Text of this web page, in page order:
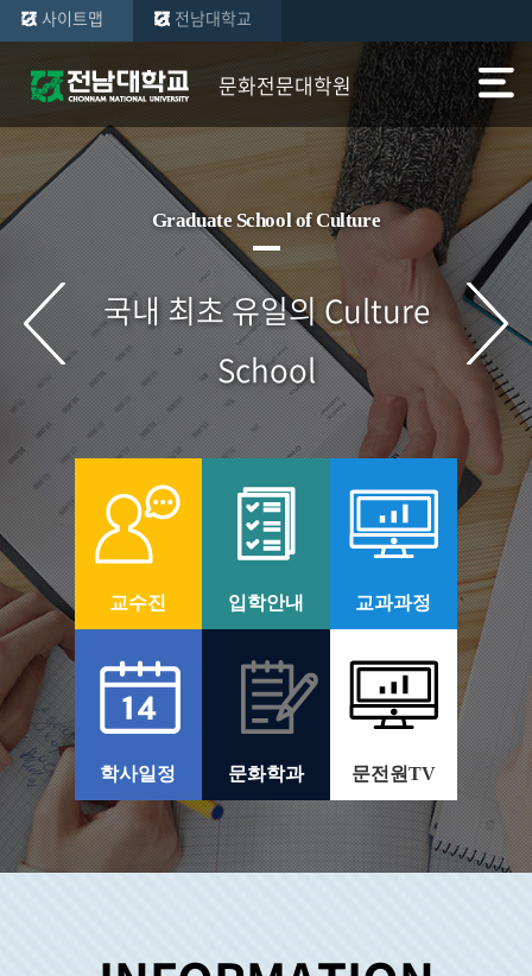
사이트맵 전남대학교
문화전문대학원
Graduate School of Culture
국내 최초 유일의 Culture
School
교수진 입학안내 교과과정
학사일정 문화학과 문전원TV